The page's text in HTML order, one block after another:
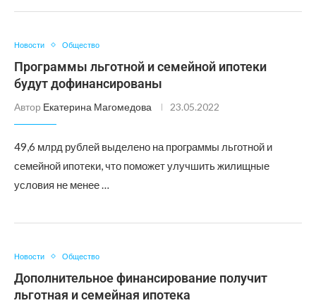
Новости Общество
Программы льготной и семейной ипотеки
будут дофинансированы
Автор Екатерина Магомедова 23.05.2022
49,6 млрд рублей выделено на программы льготной и
семейной ипотеки, что поможет улучшить жилищные
условия не менее …
Новости Общество
Дополнительное финансирование получит
льготная и семейная ипотека